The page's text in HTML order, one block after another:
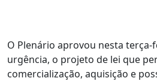
O Plenário aprovou nesta terça-
urgência, o projeto de lei que
comercialização, aquisição e